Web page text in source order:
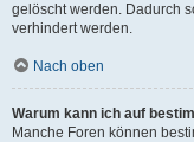
gelöscht werden. Dadurch
verhindert werden.
Nach oben
Warum kann ich auf
Manche Foren können